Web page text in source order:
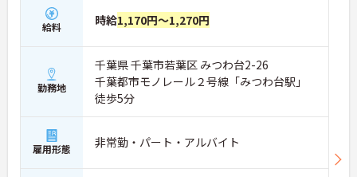
給料 時給1,170円～1,270円
勤務地
千葉県 千葉市若葉区 みつわ台2-26
千葉都市モノレール２号線「みつわ台駅」
徒歩5分
雇用形態 非常勤・パート・アルバイト